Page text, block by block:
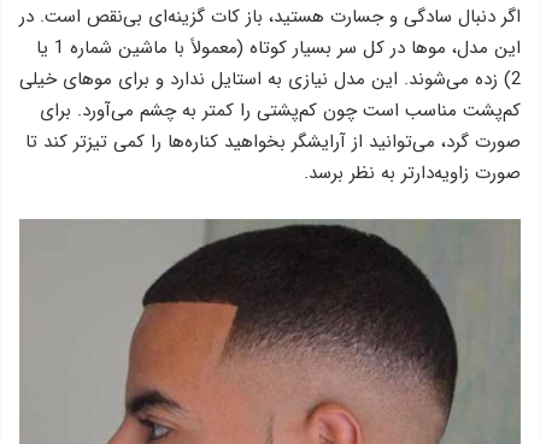
اگر دنبال سادگی و جسارت هستید، باز کات گزینه‌ای بی‌نقص است. در
این مدل، موها در کل سر بسیار کوتاه (معمولاً با ماشین شماره 1 یا
2) زده می‌شوند. این مدل نیازی به استایل ندارد و برای موهای خیلی
کم‌پشت مناسب است چون کم‌پشتی را کمتر به چشم می‌آورد. برای
صورت گرد، می‌توانید از آرایشگر بخواهید کناره‌ها را کمی تیزتر کند تا
صورت زاویه‌دارتر به نظر برسد.